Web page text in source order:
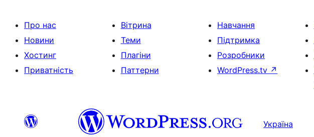
Про нас
Новини
Хостинг
Приватність
Вітрина
Теми
Плагіни
Паттерни
Навчання
Підтримка
Розробники
WordPress.tv ↗
Україна